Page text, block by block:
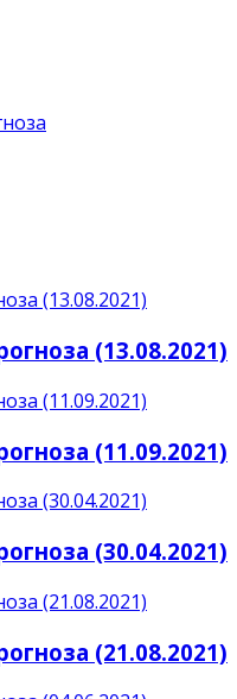
(13.08.2021)
(11.09.2021)
(30.04.2021)
(21.08.2021)